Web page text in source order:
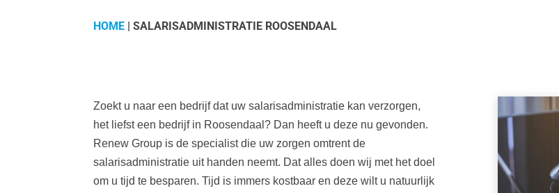
HOME |SALARISADMINISTRATIE ROOSENDAAL
Zoekt u naar een bedrijf dat uw salarisadministratie kan verzorgen,
het liefst een bedrijf in Roosendaal? Dan heeft u deze nu gevonden.
Renew Group is de specialist die uw zorgen omtrent de
salarisadministratie uit handen neemt. Dat alles doen wij met het doel
om u tijd te besparen. Tijd is immers kostbaar en deze wilt u natuurlijk